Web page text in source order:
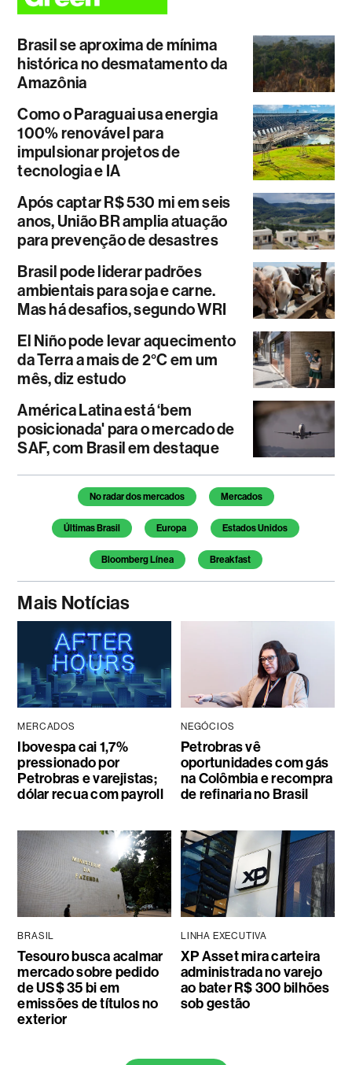
Brasil se aproxima de mínima
histórica no desmatamento da
Amazônia
Como o Paraguai usa energia
100% renovável para
impulsionar projetos de
tecnologia e IA
Após captar R$ 530 mi em seis
anos, União BR amplia atuação
para prevenção de desastres
Brasil pode liderar padrões
ambientais para soja e carne.
Mas há desafios, segundo WRI
El Niño pode levar aquecimento
da Terra a mais de 2°C em um
mês, diz estudo
América Latina está ‘bem
posicionada' para o mercado de
SAF, com Brasil em destaque
Temas deste artigoNo radar dos mercados Mercados
Últimas Brasil Europa Estados Unidos
Bloomberg Línea Breakfast
Mais Notícias
MERCADOS
Ibovespa cai 1,7%
pressionado por
Petrobras e varejistas;
dólar recua com payroll
NEGÓCIOS
Petrobras vê
oportunidades com gás
na Colômbia e recompra
de refinaria no Brasil
BRASIL
Tesouro busca acalmar
mercado sobre pedido
de US$ 35 bi em
emissões de títulos no
exterior
LINHA EXECUTIVA
XP Asset mira carteira
administrada no varejo
ao bater R$ 300 bilhões
sob gestão